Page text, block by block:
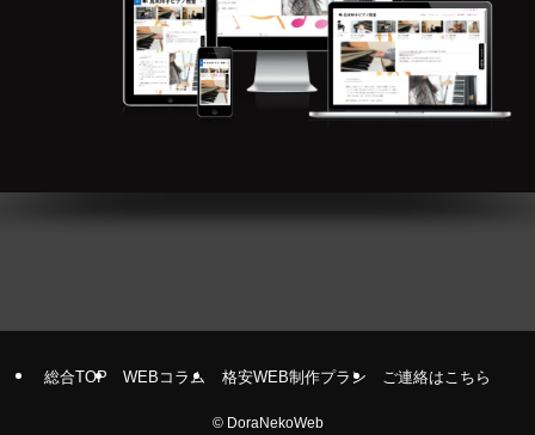
総合TOP WEBコラム 格安WEB制作プラン ご連絡はこちら
©DoraNekoWeb